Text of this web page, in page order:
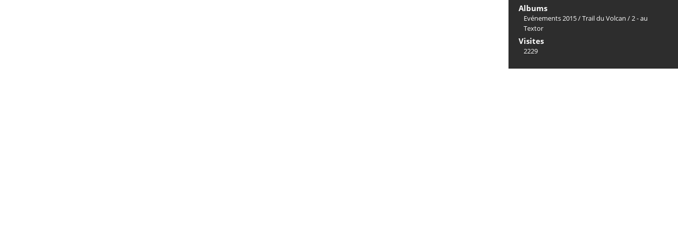
Albums
Evénements 2015/Trail du Volcan /2 - au
Textor
Visites
2229